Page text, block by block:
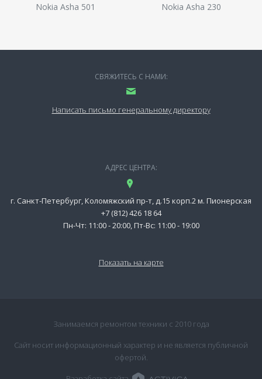
Nokia Asha 501 Nokia Asha 230
СВЯЖИТЕСЬ С НАМИ:
Написать письмо генеральному директору
АДРЕС ЦЕНТРА:
г. Санкт-Петербург, Коломяжский пр-т, д.15 корп.2 м. Пионерская
+7 (812) 426 18 64
Пн-Чт: 11:00 - 20:00, Пт-Вс: 11:00 - 19:00
Показать на карте
Занимаемся ремонтом техники с 2010 года
Сайт носит информационный характер и не является публичной
офертой.